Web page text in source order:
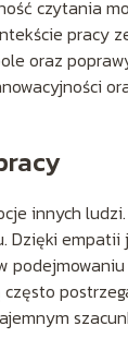
czytania
pracy
oraz
innych
Dzięki